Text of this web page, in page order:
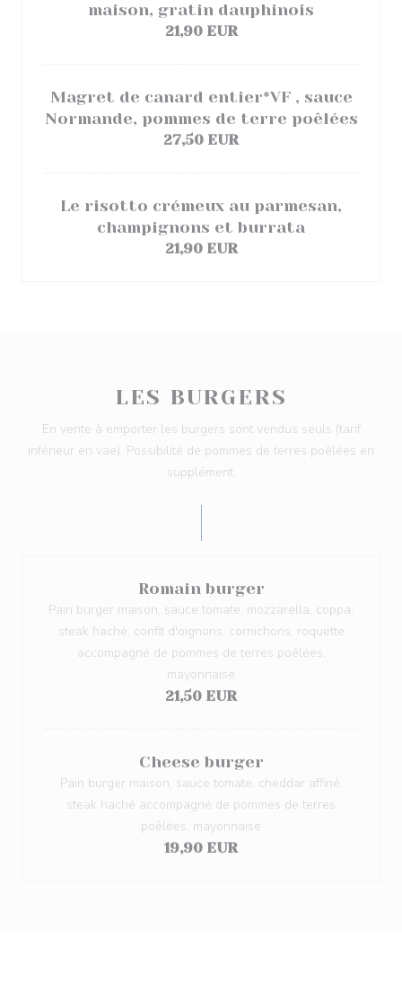
maison, gratin dauphinois
21,90 EUR
Magret de canard entier*VF , sauce
Normande, pommes de terre poêlées
27,50 EUR
Le risotto crémeux au parmesan,
champignons et burrata
21,90 EUR
LES BURGERS
En vente à emporter les burgers sont vendus seuls (tarif
inférieur en vae). Possibilité de pommes de terres poêlées en
supplément.
Romain burger
Pain burger maison, sauce tomate, mozzarella, coppa,
steak haché, confit d'oignons, cornichons, roquette
accompagné de pommes de terres poêlées,
mayonnaise
21,50 EUR
Cheese burger
Pain burger maison, sauce tomate, cheddar affiné,
steak haché accompagné de pommes de terres
poêlées, mayonnaise
19,90 EUR